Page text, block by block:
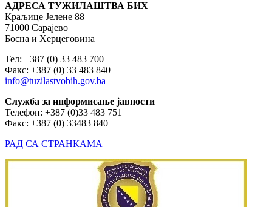
АДРЕСА ТУЖИЛАШТВА БИХ
Краљице Јелене 88
71000 Сарајево
Босна и Херцеговина
Тел: +387 (0) 33 483 700
Факс: +387 (0) 33 483 840
info@tuzilastvobih.gov.ba
Служба за информисање јавности
Телефон: +387 (0)33 483 751
Факс: +387 (0) 33483 840
РАД СА СТРАНКАМА